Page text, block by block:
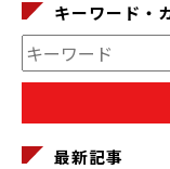
キーワード・
最新記事